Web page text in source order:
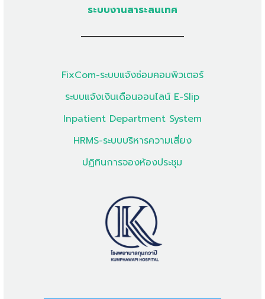
ระบบงานสาระสนเทศ
FixCom-ระบบแจ้งซ่อมคอมพิวเตอร์
ระบบแจ้งเงินเดือนออนไลน์ E-Slip
Inpatient Department System
HRMS-ระบบบริหารความเสี่ยง
ปฏิทินการจองห้องประชุม